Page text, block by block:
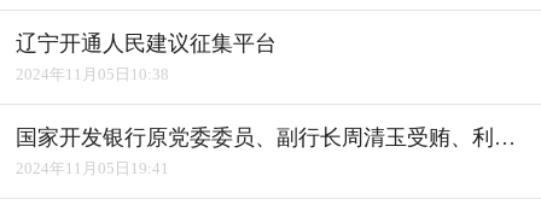
辽宁开通人民建议征集平台
2024年11月05日10:38
国家开发银行原党委委员、副行长周清玉受贿、利用影响力受贿案一审宣判
2024年11月05日19:41